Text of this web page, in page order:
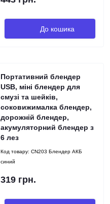
До кошика
Портативний блендер
USB, міні блендер для
смузі та шейків,
соковижималка блендер,
дорожній блендер,
акумуляторний блендер з
6 лез
Код товару: CN203 Блендер АКБ
синий
319 грн.